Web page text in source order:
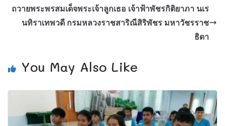
ถวายพระพรสมเด็จพระเจ้าลูกเธอ เจ้าฟ้าพัชรกิติยาภา นเร
นทิราเทพวดี กรมหลวงราชสาริณีสิริพัชร มหาวัชรราช
ธิดา
You May Also Like